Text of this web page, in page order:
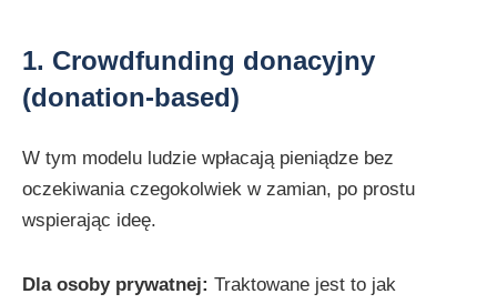
1. Crowdfunding donacyjny
(donation-based)
W tym modelu ludzie wpłacają pieniądze bez
oczekiwania czegokolwiek w zamian, po prostu
wspierając ideę.
Dla osoby prywatnej: Traktowane jest to jak